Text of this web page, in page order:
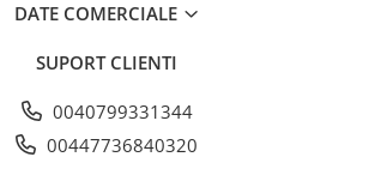
DATE COMERCIALE
SUPORT CLIENTI
0040799331344
00447736840320